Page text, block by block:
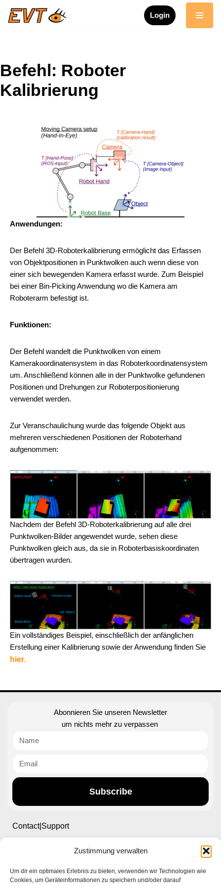
Zustimmung verwalten
Um dir ein optimales Erlebnis zu bieten, verwenden wir Technologien wie
Cookies, um Geräteinformationen zu speichern und/oder darauf
Login
Befehl: Roboter
Kalibrierung
Anwendungen:
Der Befehl 3D-Roboterkalibrierung ermöglicht das Erfassen
von Objektpositionen in Punktwolken auch wenn diese von
einer sich bewegenden Kamera erfasst wurde. Zum Beispiel
bei einer Bin-Picking Anwendung wo die Kamera am
Roboterarm befestigt ist.
Funktionen:
Der Befehl wandelt die Punktwolken von einem
Kamerakoordinatensystem in das Roboterkoordinatensystem
um. Anschließend können alle in der Punktwolke gefundenen
Positionen und Drehungen zur Roboterpositionierung
verwendet werden.
Zur Veranschaulichung wurde das folgende Objekt aus
mehreren verschiedenen Positionen der Roboterhand
aufgenommen:
Nachdem der Befehl 3D-Roboterkalibrierung auf alle drei
Punktwolken-Bilder angewendet wurde, sehen diese
Punktwolken gleich aus, da sie in Roboterbasiskoordinaten
übertragen wurden.
Ein vollständiges Beispiel, einschließlich der anfänglichen
Erstellung einer Kalibrierung sowie der Anwendung finden Sie
hier.
Abonnieren Sie unseren Newsletter
um nichts mehr zu verpassen
Subscribe
Contact|Support
Ettlinger Straße 59, 76137 Karlsruhe, Germany
+49 721 668004230